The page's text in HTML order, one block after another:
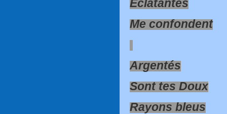
Éclatantes
Me confondent
Argentés
Sont tes Doux
Rayons bleus